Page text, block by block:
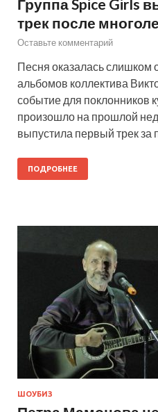
Группа Spice Girls
трек после
Оставьте комментарий
Песня оказалась слишком
альбомов коллектива
событие для поклонников
произошло на прошлой
выпустила первый трек за
ПОДРОБНЕЕ
ШОУБИЗ